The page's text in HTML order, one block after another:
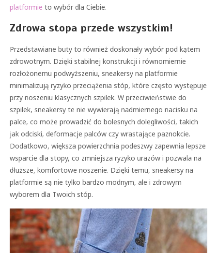
platformie to wybór dla Ciebie.
Zdrowa stopa przede wszystkim!
Przedstawiane buty to również doskonały wybór pod kątem
zdrowotnym. Dzięki stabilnej konstrukcji i równomiernie
rozłożonemu podwyższeniu, sneakersy na platformie
minimalizują ryzyko przeciążenia stóp, które często występuje
przy noszeniu klasycznych szpilek. W przeciwieństwie do
szpilek, sneakersy te nie wywierają nadmiernego nacisku na
palce, co może prowadzić do bolesnych dolegliwości, takich
jak odciski, deformacje palców czy wrastające paznokcie.
Dodatkowo, większa powierzchnia podeszwy zapewnia lepsze
wsparcie dla stopy, co zmniejsza ryzyko urazów i pozwala na
dłuższe, komfortowe noszenie. Dzięki temu, sneakersy na
platformie są nie tylko bardzo modnym, ale i zdrowym
wyborem dla Twoich stóp.